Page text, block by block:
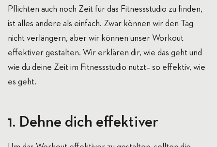
Pflichten auch noch Zeit für das Fitnessstudio zu finden,
ist alles andere als einfach. Zwar können wir den Tag
nicht verlängern, aber wir können unser Workout
effektiver gestalten. Wir erklären dir, wie das geht und
wie du deine Zeit im Fitnessstudio nutzt– so effektiv, wie
es geht.
1. Dehne dich effektiver